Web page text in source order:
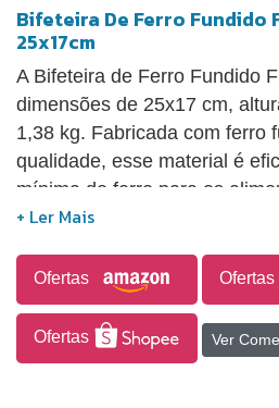
Bifeteira De Ferro Fundido
25x17cm
A Bifeteira de Ferro Fundido
dimensões de 25x17 cm,
1,38 kg. Fabricada com ferro
qualidade, esse material é
mínima de ferro para os
preparo, contribuindo para a
utensílios de ferro fundido se
distribuição uniforme do calor,
custo acessível, além de sua
a reduzir o risco de anemia e
Ofertas Ofertas
Ofertas Ver